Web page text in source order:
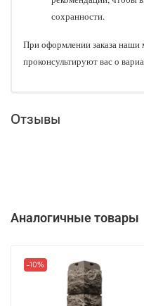
сохранности.
При оформлении заказа
проконсультируют вас о
Отзывы
Аналогичные товары
-10%